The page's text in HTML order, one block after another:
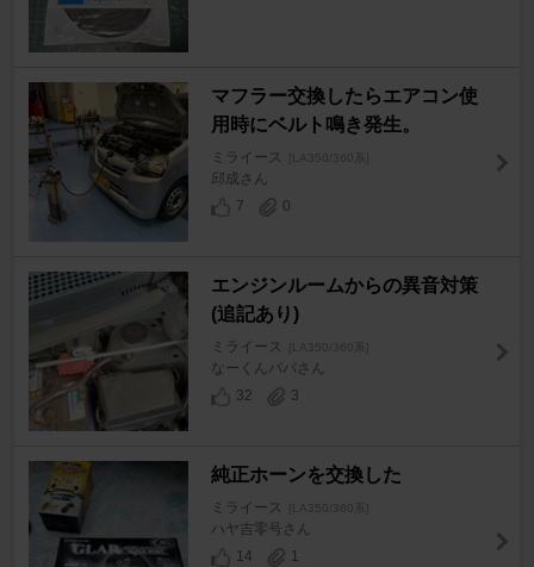
マフラー交換したらエアコン使
用時にベルト鳴き発生。
ミライース [LA350/360系]
邱成さん
7
0
エンジンルームからの異音対策
(追記あり)
ミライース [LA350/360系]
なーくんパパさん
32
3
純正ホーンを交換した
ミライース [LA350/360系]
ハヤ吉零号さん
14
1